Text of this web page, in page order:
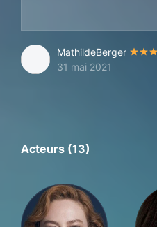
MathildeBerger
31 mai 2021
Acteurs (13)